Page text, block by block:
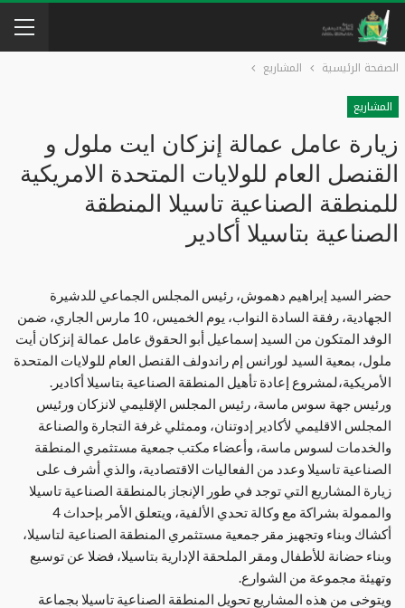
الصفحة الرئيسية
المشاريع
المشاريع
زيارة عامل عمالة إنزكان ايت ملول و
القنصل العام للولايات المتحدة الامريكية
للمنطقة الصناعية تاسيلا المنطقة
الصناعية بتاسيلا أكادير
حضر السيد إبراهيم دهموش، رئيس المجلس الجماعي للدشيرة
الجهادية، رفقة السادة النواب، يوم الخميس، 10 مارس الجاري، ضمن
الوفد المتكون من السيد إسماعيل أبو الحقوق عامل عمالة إنزكان أيت
ملول، بمعية السيد لورانس إم راندولف القنصل العام للولايات المتحدة
الأمريكية،لمشروع إعادة تأهيل المنطقة الصناعية بتاسيلا أكادير.
ورئيس جهة سوس ماسة، رئيس المجلس الإقليمي لانزكان ورئيس
المجلس الاقليمي لأكادير إدوتنان، وممثلي غرفة التجارة والصناعة
والخدمات لسوس ماسة، وأعضاء مكتب جمعية مستثمري المنطقة
الصناعية تاسيلا وعدد من الفعاليات الاقتصادية، والذي أشرف على
زيارة المشاريع التي توجد في طور الإنجاز بالمنطقة الصناعية تاسيلا
والممولة بشراكة مع وكالة تحدي الألفية، ويتعلق الأمر بإحداث 4
أكشاك وبناء وتجهيز مقر جمعية مستثمري المنطقة الصناعية لتاسيلا،
وبناء حضانة للأطفال ومقر الملحقة الإدارية بتاسيلا، فضلا عن توسيع
وتهيئة مجموعة من الشوارع.
ويتوخى من هذه المشاريع تحويل المنطقة الصناعية تاسيلا بجماعة